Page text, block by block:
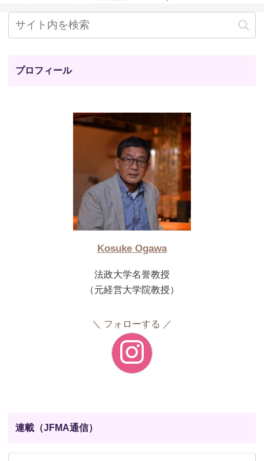
プロフィール
Kosuke Ogawa
法政大学名誉教授
（元経営大学院教授）
フォローする
連載（JFMA通信）